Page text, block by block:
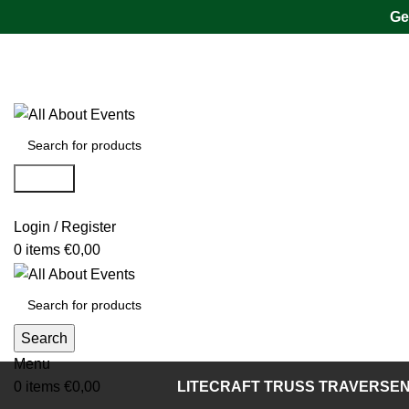
Login / Register
0 items €0,00
Search
Menu
0 items €0,00 LITECRAFT TRUSS TRAVERSEN